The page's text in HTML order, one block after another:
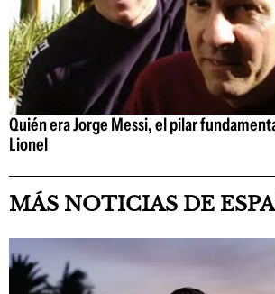
Quién era Jorge Messi, el pilar
Lionel
MÁS NOTICIAS DE